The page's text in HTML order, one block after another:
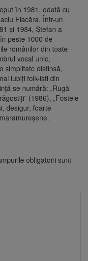
în 1981, odată cu
Flacăra. Într-un
și 1984, Ștefan a
peste 1000 de
românilor din toate
vocal unic,
simplitate distinsă,
iubiți folk-iști din
se numără: „Rugă
(1986), „Fostele
desigur, foarte
obligatorii sunt